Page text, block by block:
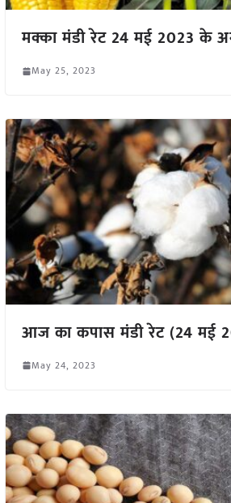
मक्का मंडी रेट 24 मई 2023 के
May 25, 2023
आज का कपास मंडी रेट (24 मई
May 24, 2023